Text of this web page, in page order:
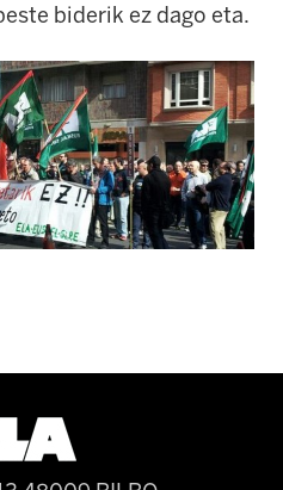
biderik ez dago eta.